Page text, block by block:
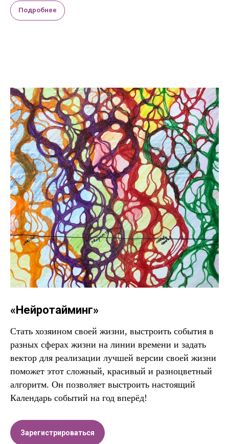
Подробнее
«Нейротайминг»
Стать хозяином своей жизни, выстроить события в
разных сферах жизни на линии времени и задать
вектор для реализации лучшей версии своей жизни
поможет этот сложный, красивый и разноцветный
алгоритм. Он позволяет выстроить настоящий
Календарь событий на год вперёд!
Зарегистрироваться